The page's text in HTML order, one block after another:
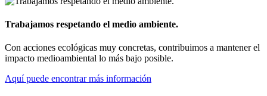
Trabajamos respetando el medio ambiente.
Con acciones ecológicas muy concretas, contribuimos a mantener el
impacto medioambiental lo más bajo posible.
Aquí puede encontrar más información